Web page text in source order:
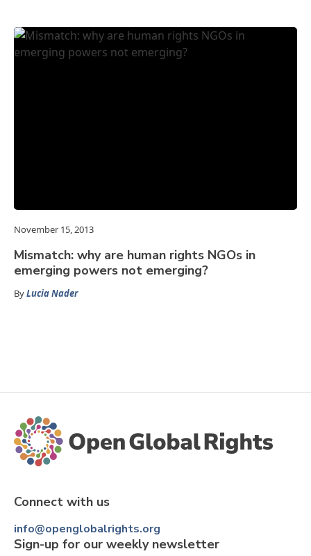
November 15, 2013
Mismatch: why are human rights NGOs in
emerging powers not emerging?
ByLucia Nader
Connect with us
info@openglobalrights.org
Sign-up for our weekly newsletter